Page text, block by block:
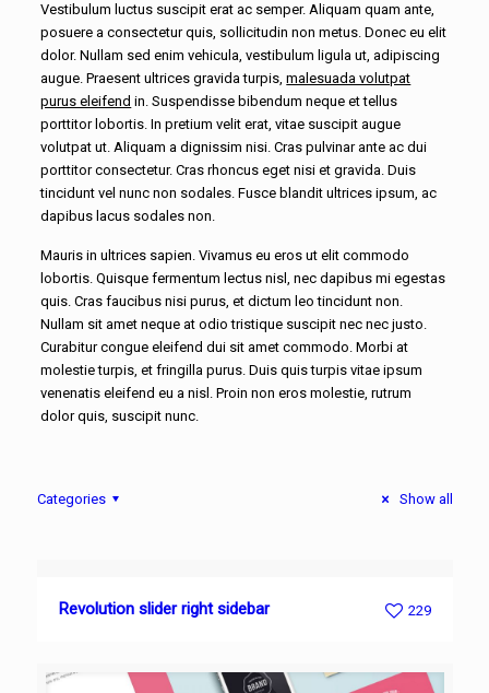
Vestibulum luctus suscipit erat ac semper. Aliquam quam ante,
posuere a consectetur quis, sollicitudin non metus. Donec eu elit
dolor. Nullam sed enim vehicula, vestibulum ligula ut, adipiscing
augue. Praesent ultrices gravida turpis,malesuada volutpat
purus eleifend in. Suspendisse bibendum neque et tellus
porttitor lobortis. In pretium velit erat, vitae suscipit augue
volutpat ut. Aliquam a dignissim nisi. Cras pulvinar ante ac dui
porttitor consectetur. Cras rhoncus eget nisi et gravida. Duis
tincidunt vel nunc non sodales. Fusce blandit ultrices ipsum, ac
dapibus lacus sodales non.
Mauris in ultrices sapien. Vivamus eu eros ut elit commodo
lobortis. Quisque fermentum lectus nisl, nec dapibus mi egestas
quis. Cras faucibus nisi purus, et dictum leo tincidunt non.
Nullam sit amet neque at odio tristique suscipit nec nec justo.
Curabitur congue eleifend dui sit amet commodo. Morbi at
molestie turpis, et fringilla purus. Duis quis turpis vitae ipsum
venenatis eleifend eu a nisl. Proin non eros molestie, rutrum
dolor quis, suscipit nunc.
Categories Show all
Revolution slider right sidebar 229